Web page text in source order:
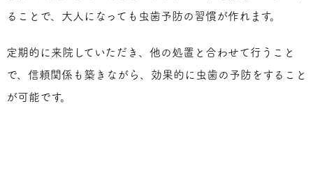
ることで、大人になっても虫歯予防の習慣が作れます。
定期的に来院していただき、他の処置と合わせて行うこと
で、信頼関係も築きながら、効果的に虫歯の予防をすること
が可能です。